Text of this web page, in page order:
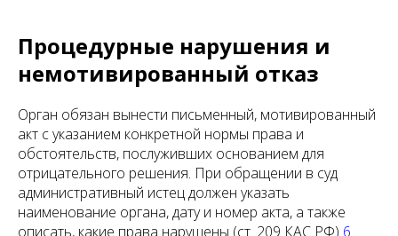
Процедурные нарушения и
немотивированный отказ
Орган обязан вынести письменный, мотивированный
акт с указанием конкретной нормы права и
обстоятельств, послуживших основанием для
отрицательного решения. При обращении в суд
административный истец должен указать
наименование органа, дату и номер акта, а также
описать, какие права нарушены (ст. 209 КАС РФ) 6.